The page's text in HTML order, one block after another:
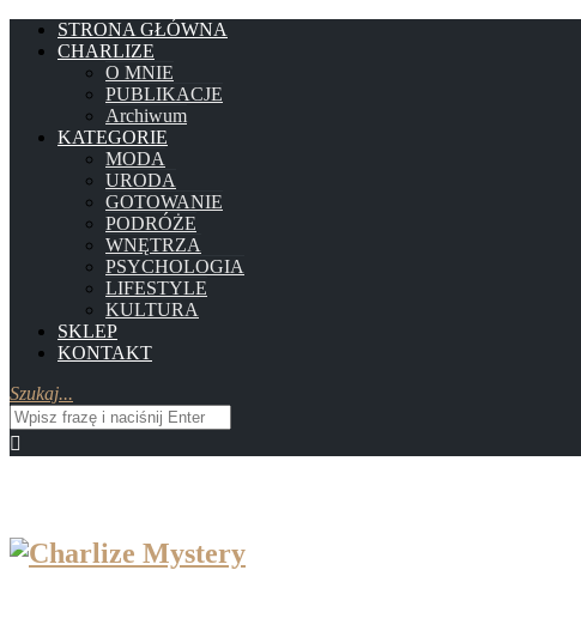
STRONA GŁÓWNA
CHARLIZE
O MNIE
PUBLIKACJE
Archiwum
KATEGORIE
MODA
URODA
GOTOWANIE
PODRÓŻE
WNĘTRZA
PSYCHOLOGIA
LIFESTYLE
KULTURA
SKLEP
KONTAKT
Szukaj...